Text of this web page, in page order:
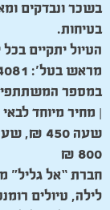
בשכר ונבדקים
בטיחות.
הטיול יתקיים
מראש בטל’:
במספר
| מחיר מיוחד
800 ₪
חברת “אל גליל”
לילה, טיולים